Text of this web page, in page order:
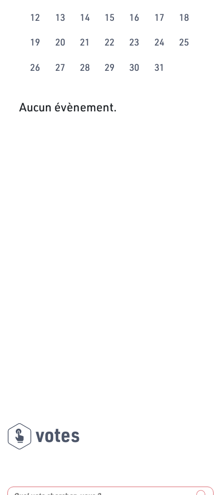
12 13 14 15 16 17 18
19 20 21 22 23 24 25
26 27 28 29 30 31
Aucun évènement.
votes